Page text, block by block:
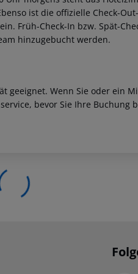
ist die offizielle Check-
Früh-Check-In bzw. Spät-
hinzugebucht werden.
geeignet. Wenn Sie oder ein
bevor Sie Ihre Buchung